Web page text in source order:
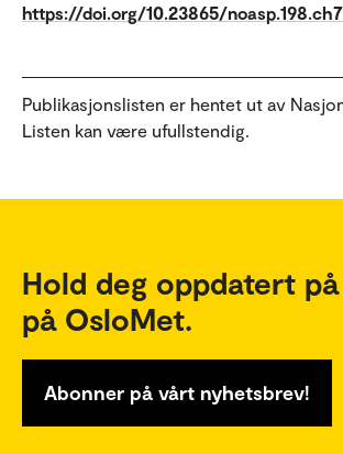
https://doi.org/10.23865/noasp.198.ch7
Publikasjonslisten er hentet ut av
Listen kan være ufullstendig.
Hold deg oppdatert
på OsloMet.
Abonner på vårt nyhetsbrev!